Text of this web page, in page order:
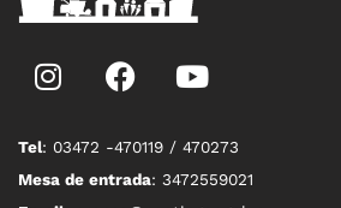
Tel: 03472 -470119 / 470273
Mesa de entrada: 3472559021